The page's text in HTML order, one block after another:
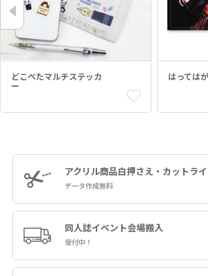
どこぺたマルチステッカ
ー
はっては
アクリル商品白押さえ・カットラ
データ作成無料
同人誌イベント会場搬入
受付中！